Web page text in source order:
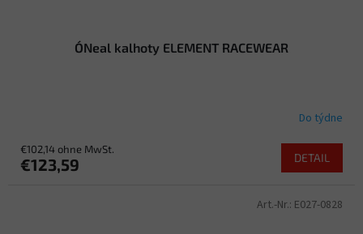
O´Neal kalhoty ELEMENT RACEWEAR
Do týdne
€102,14 ohne MwSt.
€123,59 DETAIL
Art.-Nr.: E027-0828